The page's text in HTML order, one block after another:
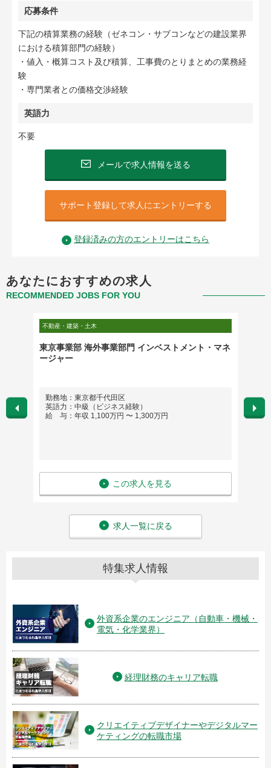
応募条件
下記の積算業務の経験（ゼネコン・サブコンなどの建設業界
における積算部門の経験）
・値入・概算コスト及び積算、工事費のとりまとめの業務経
験
・専門業者との価格交渉経験
英語力
不要
メールで求人情報を送る
サポート登録して求人にエントリーする
登録済みの方のエントリーはこちら
あなたにおすすめの求人
RECOMMENDED JOBS FOR YOU
不動産・建築・土木
東京事業部 海外事業部門 インベストメント・マネ
ージャー
勤務地：東京都千代田区
英語力：中級（ビジネス経験）
給 与：年収 1,100万円 〜 1,300万円
この求人を見る
勤務
英語
給
求人一覧に戻る
特集求人情報
外資系企業のエンジニア（自動車・機械・
電気・化学業界）
経理財務のキャリア転職
クリエイティブデザイナーやデジタルマー
ケティングの転職市場